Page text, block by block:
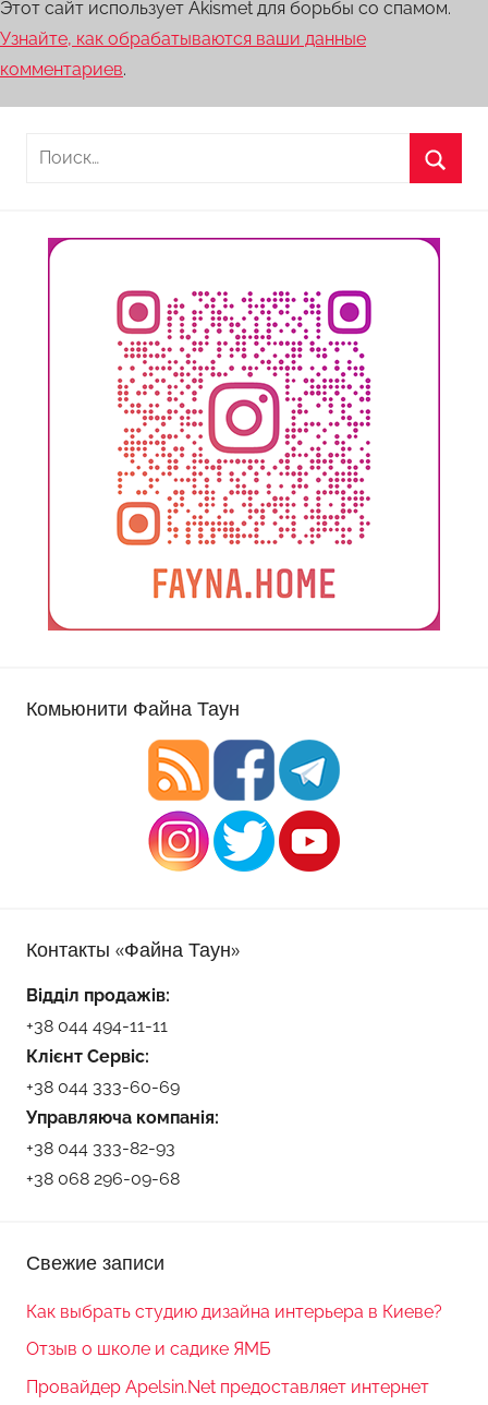
Этот сайт использует Akismet для борьбы со спамом.
Узнайте, как обрабатываются ваши данные
комментариев.
Найти:
Комьюнити Файна Таун
Контакты «Файна Таун»
Відділ продажів:
+38 044 494-11-11
Клієнт Сервіс:
+38 044 333-60-69
Управляюча компанія:
+38 044 333-82-93
+38 068 296-09-68
Свежие записи
Как выбрать студию дизайна интерьера в Киеве?
Отзыв о школе и садике ЯМБ
Провайдер Apelsin.Net предоставляет интернет